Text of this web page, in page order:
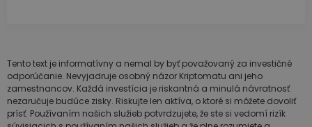
Tento text je informatívny a nemal by byť považovaný za investičné
odporúčanie. Nevyjadruje osobný názor Kriptomatu ani jeho
zamestnancov. Každá investícia je riskantná a minulá návratnosť
nezaručuje budúce zisky. Riskujte len aktíva, o ktoré si môžete dovoliť
prísť. Používaním našich služieb potvrdzujete, že ste si vedomí rizík